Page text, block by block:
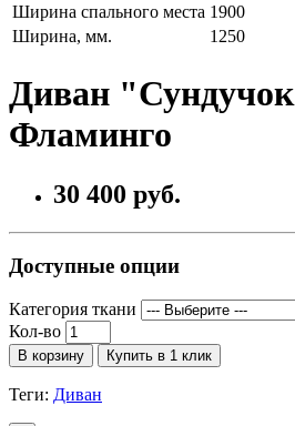
Ширина спального места 1900
Ширина, мм.
1250
Диван
Фламинго
30 400 руб.
Доступные опции
Категория ткани
Кол-во
В корзину Купить в 1 клик
Теги: Диван